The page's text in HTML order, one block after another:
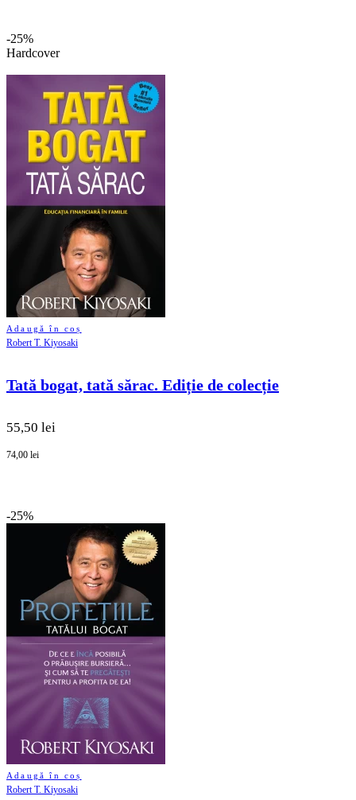
-25%
Hardcover
Adaugă în coș
Robert T. Kiyosaki
Tată bogat, tată sărac. Ediție de colecție
55,50 lei
74,00 lei
-25%
Adaugă în coș
Robert T. Kiyosaki